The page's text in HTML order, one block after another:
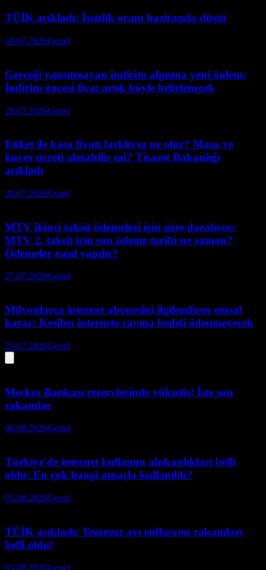
TÜİK açıkladı: İşsizlik oranı haziranda düştü
30.07.2026Genel
Gerçeği yansıtmayan indirim algısına yeni önlem:
İndirim öncesi fiyat artık böyle belirlenecek
29.07.2026Genel
Etiket ile kasa fiyatı farklıysa ne olur? Masa ve
kuver ücreti alınabilir mi? Ticaret Bakanlığı
açıkladı
28.07.2026Genel
MTV ikinci taksit ödemeleri için süre daralıyor:
MTV 2. taksit için son ödeme tarihi ne zaman?
Ödemeler nasıl yapılır?
27.07.2026Genel
Milyonlarca internet abonesini ilgilendiren emsal
karar: Kesilen internete cayma bedeli ödenmeyecek
25.07.2026Genel
Merkez Bankası rezervlerinde yükseliş! İşte son
rakamlar
06.08.2026Genel
Türkiye'de internet kullanım alışkanlıkları belli
oldu: En çok hangi amaçla kullanıldı?
05.08.2026Genel
TÜİK açıkladı: Temmuz ayı enflasyon rakamları
belli oldu!
03.08.2026Genel